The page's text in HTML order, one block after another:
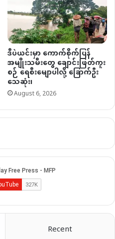
ဒီပဲယင်းမှာ ကောက်စိုက်ပြန်
အမျိုးသမီးတွေ ချောင်းဖြတ်ကူး
စဉ် ရေစီးမျောပါလို့ ခြောက်ဦး
သေဆုံး၊
August 6, 2026
Recent